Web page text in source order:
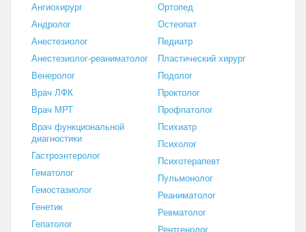
Ангиохирург
Андролог
Анестезиолог
Анестезиолог-реаниматолог
Венеролог
Врач ЛФК
Врач МРТ
Врач функциональной
диагностики
Гастроэнтеролог
Гематолог
Гемостазиолог
Генетик
Гепатолог
Ортопед
Остеопат
Педиатр
Пластический хирург
Подолог
Проктолог
Профпатолог
Психиатр
Психолог
Психотерапевт
Пульмонолог
Реаниматолог
Ревматолог
Рентгенолог